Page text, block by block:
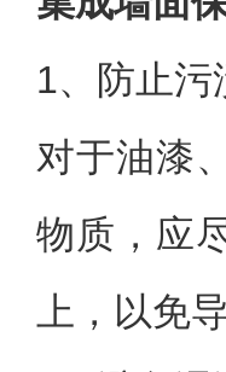
1、防止污
对于油漆
物质，应
上，以免